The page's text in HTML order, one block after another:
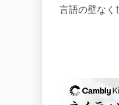
言語の壁なく